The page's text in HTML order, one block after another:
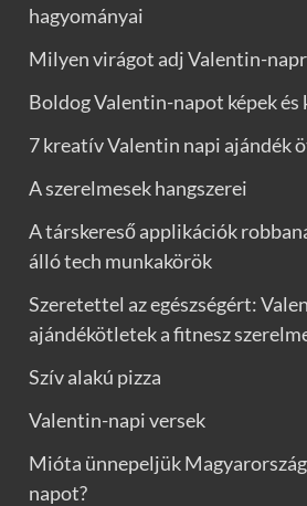
hagyományai
Milyen virágot adj Valentin-
Boldog Valentin-napot képek és
7 kreatív Valentin napi ajándék
A szerelmesek hangszerei
A társkereső applikációk
álló tech munkakörök
Szeretettel az egészségért:
ajándékötletek a fitnesz
Szív alakú pizza
Valentin-napi versek
Mióta ünnepeljük
napot?